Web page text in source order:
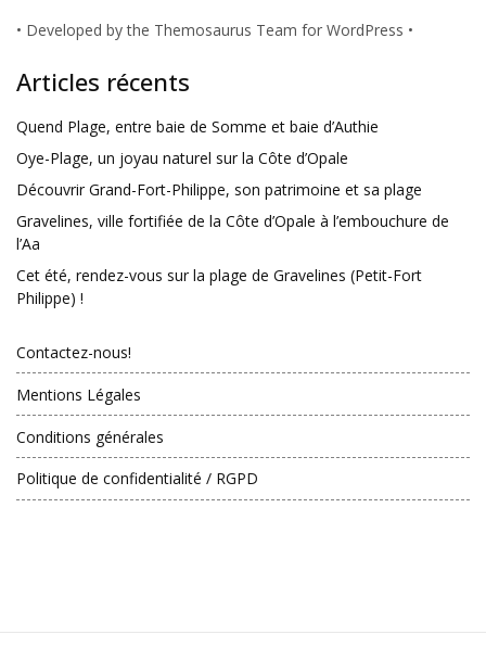
• Developed by the Themosaurus Team for WordPress •
Articles récents
Quend Plage, entre baie de Somme et baie d’Authie
Oye-Plage, un joyau naturel sur la Côte d’Opale
Découvrir Grand-Fort-Philippe, son patrimoine et sa plage
Gravelines, ville fortifiée de la Côte d’Opale à l’embouchure de
l’Aa
Cet été, rendez-vous sur la plage de Gravelines (Petit-Fort
Philippe) !
Contactez-nous!
Mentions Légales
Conditions générales
Politique de confidentialité / RGPD